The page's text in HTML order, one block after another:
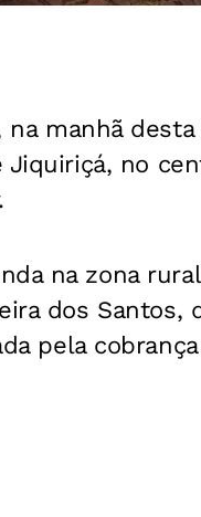
manhã
no
na zona
dos Santos,
pela